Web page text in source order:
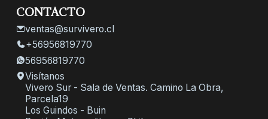
CONTACTO
ventas@survivero.cl
+56956819770
56956819770
Visítanos
Vivero Sur - Sala de Ventas. Camino La Obra,
Parcela19
Los Guindos - Buin